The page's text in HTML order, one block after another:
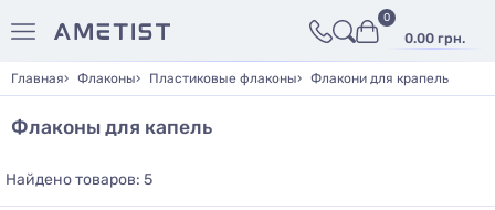
0.00 грн.
0
Главная Флаконы Пластиковые флаконы Флакони для крапель
Флаконы для капель
Найдено товаров: 5